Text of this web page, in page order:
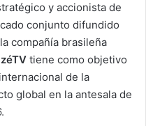
y accionista de
conjunto difundido
compañía brasileña
tiene como objetivo
de la
global en la antesala de